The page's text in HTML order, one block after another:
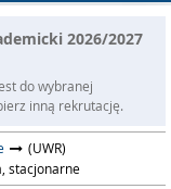
2026/2027
do wybranej
inną rekrutację.
(UWR)
stacjonarne